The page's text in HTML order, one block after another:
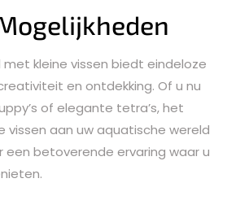
met kleine vissen biedt eindeloze
en ontdekking. Of u nu
of elegante tetra’s, het
vissen aan uw aquatische wereld
een betoverende ervaring waar u